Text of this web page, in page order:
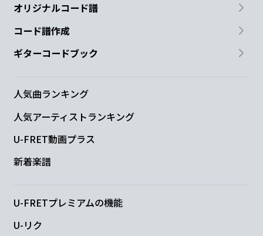
オリジナルコード譜
コード譜作成
ギターコードブック
人気曲ランキング
人気アーティストランキング
U-FRET動画プラス
新着楽譜
U-FRETプレミアムの機能
U-リク